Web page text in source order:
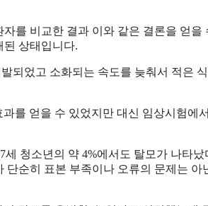
를 비교한 결과 이와 같은 결론을 얻을
된 상태입니다.
되었고 소화되는 속도를 늦춰서 적은
를 얻을 수 있었지만 대신 임상시험에
청소년의 약 4%에서도 탈모가 나타났
순히 표본 부족이나 오류의 문제는 아